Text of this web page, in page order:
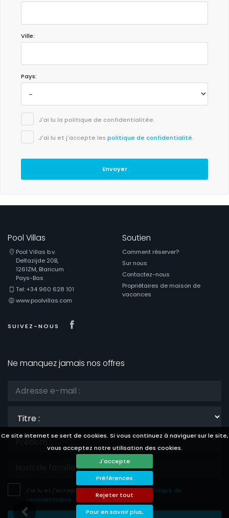
Ce site internet se sert de cookies. Si vous continuez à naviguer sur le site,
vous acceptez notre utilisation des cookies.
J'accepte
Préférences
Rejeter tout
Pour en savoir plus,
Ville:
Pays:
J'ai lu la politique de confidentialitée.
J'ai lu et j'accepte les politique de confidentialité.
Envoyer
Pool Villas
Pool Villas b.v.
Deltazijde 20B,
1261ZM, Blaricum
Pays-Bas
Tel: +34 960 628 101
www.poolvillas.com
SUIVEZ-NOUS
Soutien
Comment réserver?
Sur nous
Contactez-nous
Propriétaires de maison de
vacances
Ne manquez jamais nos offres
J'ai lu et j'accepte lesavis légaleet lapolitique de
confidentialité